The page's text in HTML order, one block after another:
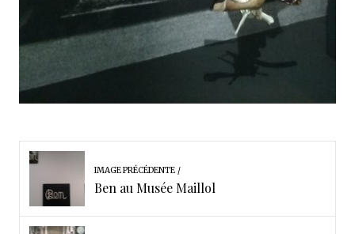
IMAGE PRÉCÉDENTE
Ben au Musée Maillol